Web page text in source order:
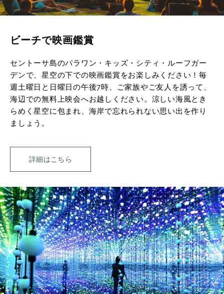
ビーチで映画鑑賞
セントーサ島のパラワン・キッズ・シティ・ルーフガー
デンで、星空の下での映画鑑賞をお楽しみください！毎
週土曜日と日曜日の午後7時、ご家族やご友人を誘って、
海辺での無料上映会へお越しください。涼しい海風とき
らめく星空に包まれ、海岸で忘れられない思い出を作り
ましょう。
詳細はこちら